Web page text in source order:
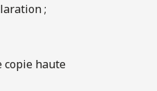
;
copie haute